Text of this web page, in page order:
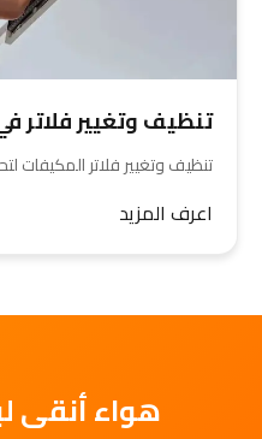
تنظيف وتغيير فلاتر
تنظيف وتغيير فلاتر المكيفات
اعرف المزيد
هواء أنقى